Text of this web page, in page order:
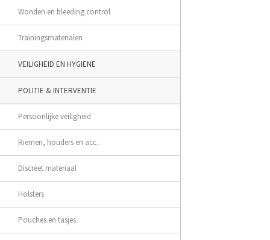
Wonden en bleeding control
Trainingsmaterialen
VEILIGHEID EN HYGIENE
POLITIE & INTERVENTIE
Persoonlijke veiligheid
Riemen, houders en acc.
Discreet materiaal
Holsters
Pouches en tasjes